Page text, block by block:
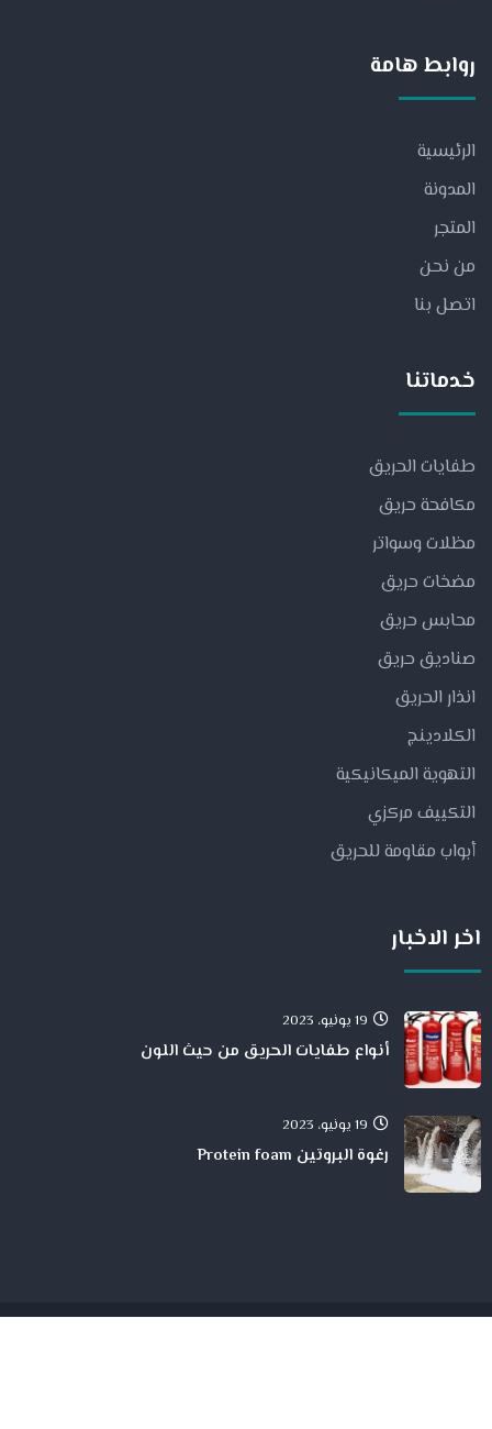
روابط هامة
الرئيسية
المدونة
المتجر
من نحن
اتصل بنا
خدماتنا
طفايات الحريق
مكافحة حريق
مظلات وسواتر
مضخات حريق
محابس حريق
صناديق حريق
انذار الحريق
الكلادينج
التهوية الميكانيكية
التكييف مركزي
أبواب مقاومة للحريق
اخر الاخبار
19 يونيو، 2023
أنواع طفايات الحريق من حيث اللون
19 يونيو، 2023
رغوة البروتين Protein foam